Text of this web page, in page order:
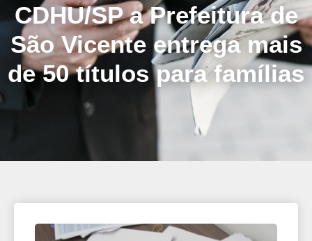
CDHU/SP a Prefeitura de
São Vicente entrega mais
de 50 títulos para famílias